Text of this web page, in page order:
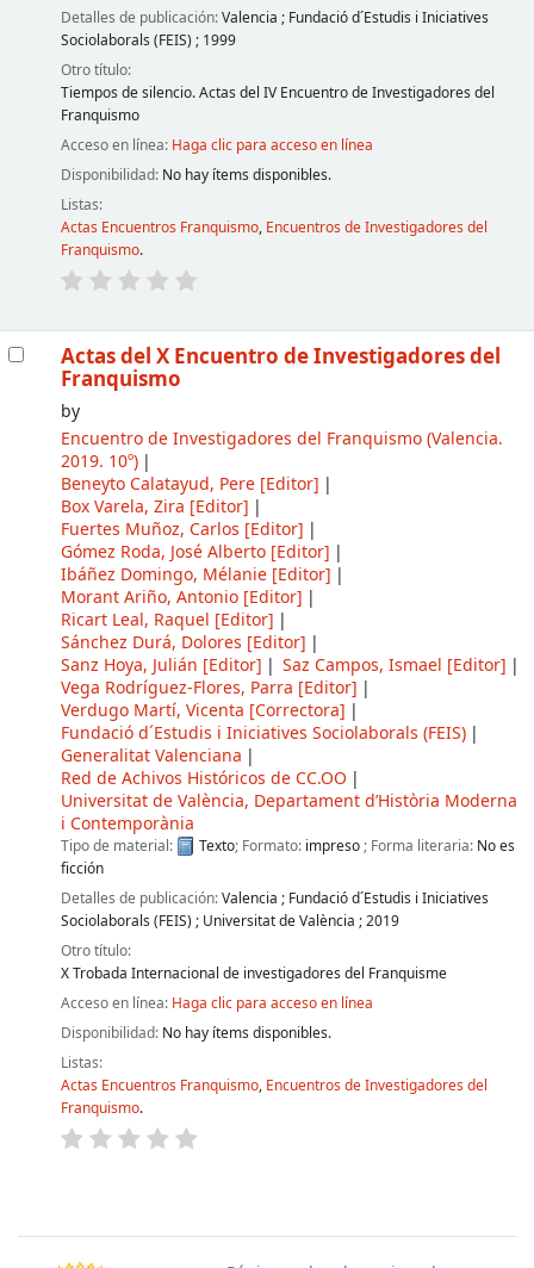
Detalles de publicación:Valencia ; Fundació d´Estudis i Iniciatives
Sociolaborals (FEIS) ; 1999
Otro título:
Tiempos de silencio. Actas del IV Encuentro de Investigadores del
Franquismo
Acceso en línea: Haga clic para acceso en línea
Disponibilidad: No hay ítems disponibles.
Listas:
Actas Encuentros Franquismo, Encuentros de Investigadores del
Franquismo.
Actas del X Encuentro de Investigadores del
Franquismo
by
Encuentro de Investigadores del Franquismo(Valencia.
2019. 10º)
Beneyto Calatayud, Pere[Editor]
Box Varela, Zira [Editor]
Fuertes Muñoz, Carlos [Editor]
Gómez Roda, José Alberto[Editor]
Ibáñez Domingo, Mélanie[Editor]
Morant Ariño, Antonio[Editor]
Ricart Leal, Raquel [Editor]
Sánchez Durá, Dolores [Editor]
Sanz Hoya, Julián [Editor] Saz Campos, Ismael [Editor]
Vega Rodríguez-Flores, Parra [Editor]
Verdugo Martí, Vicenta [Correctora]
Fundació d´Estudis i Iniciatives Sociolaborals (FEIS)
Generalitat Valenciana
Red de Achivos Históricos de CC.OO
Universitat de València, Departament d’Història Moderna
i Contemporània
Tipo de material: Texto; Formato: impreso ; Forma literaria: No es
ficción
Detalles de publicación:Valencia ; Fundació d´Estudis i Iniciatives
Sociolaborals (FEIS) ; Universitat de València ;2019
Otro título:
X Trobada Internacional de investigadores del Franquisme
Acceso en línea: Haga clic para acceso en línea
Disponibilidad: No hay ítems disponibles.
Listas:
Actas Encuentros Franquismo, Encuentros de Investigadores del
Franquismo.